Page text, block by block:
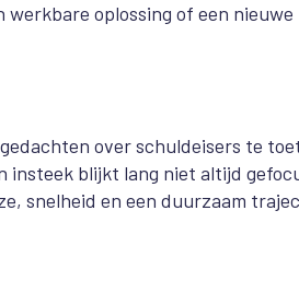
oplossing of een nieuwe
over schuldeisers te
insteek blijkt lang niet altijd
snelheid en een duurzaam